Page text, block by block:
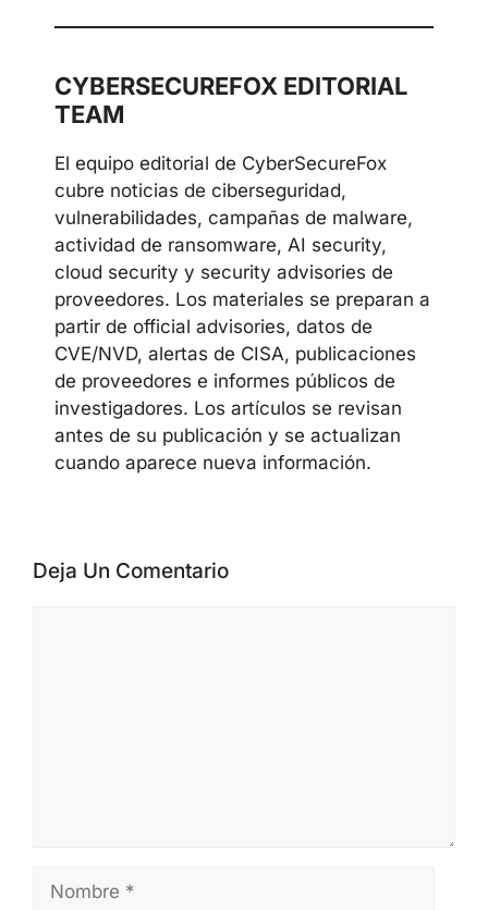
Telegram
LinkedIn
Discord
CYBERSECUREFOX EDITORIAL
TEAM
El equipo editorial de CyberSecureFox
cubre noticias de ciberseguridad,
vulnerabilidades, campañas de malware,
actividad de ransomware, AI security,
CVE/NVD, alertas de CISA, publicaciones